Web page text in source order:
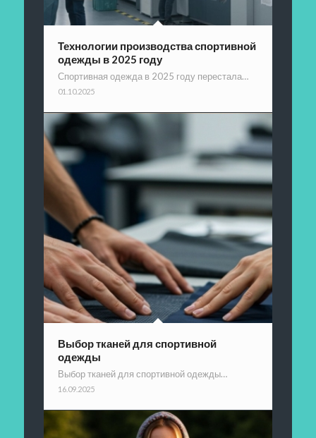
Технологии производства спортивной
одежды в 2025 году
Спортивная одежда в 2025 году перестала…
01.10.2025
Выбор тканей для спортивной
одежды
Выбор тканей для спортивной одежды…
16.09.2025